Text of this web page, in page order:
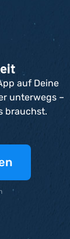
auf Deine
unterwegs –
brauchst.